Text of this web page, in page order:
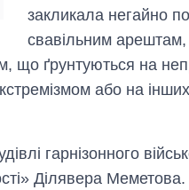
закликала негайно
свавільним
що ґрунтуються на
або на
гарнізонного
Ділявера Меметова.